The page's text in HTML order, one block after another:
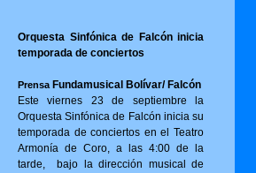
Orquesta Sinfónica de Falcón inicia
temporada de conciertos
PrensaFundamusical Bolívar/ Falcón
Este viernes 23 de septiembre la
Orquesta Sinfónica de Falcón inicia su
temporada de conciertos en el Teatro
Armonía de Coro, a las 4:00 de la
tarde, bajo la dirección musical de